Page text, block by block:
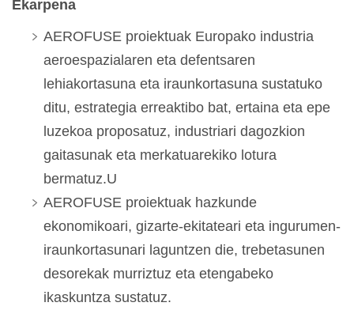
Ekarpena
AEROFUSE proiektuak Europako industria
aeroespazialaren eta defentsaren
lehiakortasuna eta iraunkortasuna sustatuko
ditu, estrategia erreaktibo bat, ertaina eta epe
luzekoa proposatuz, industriari dagozkion
gaitasunak eta merkatuarekiko lotura
bermatuz.U
AEROFUSE proiektuak hazkunde
ekonomikoari, gizarte-ekitateari eta ingurumen-
iraunkortasunari laguntzen die, trebetasunen
desorekak murriztuz eta etengabeko
ikaskuntza sustatuz.